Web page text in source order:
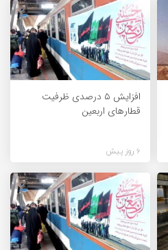
افزایش ۵ درصدی ظرفیت
قطارهای اربعین
6 روز پیش